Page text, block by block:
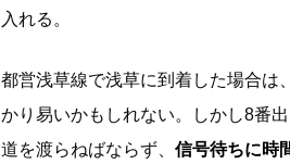
入れる。
都営浅草線で浅草に到着した場合は
かり易いかもしれない。しかし8番
道を渡らねばならず、 信号待ちに時